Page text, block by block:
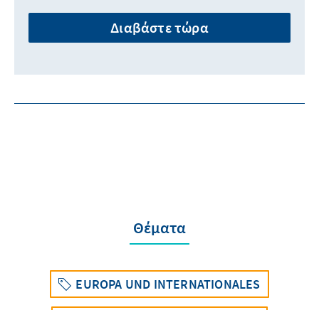
Διαβάστε τώρα
Θέματα
EUROPA UND INTERNATIONALES